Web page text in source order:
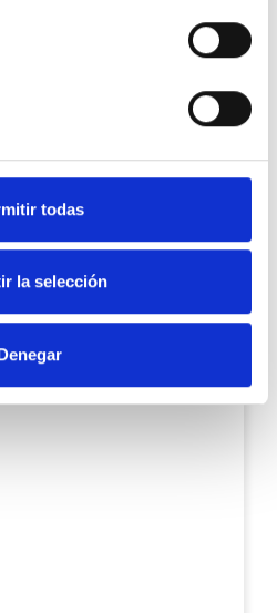
todas
la selección
en equipamiento
y frío industrial.